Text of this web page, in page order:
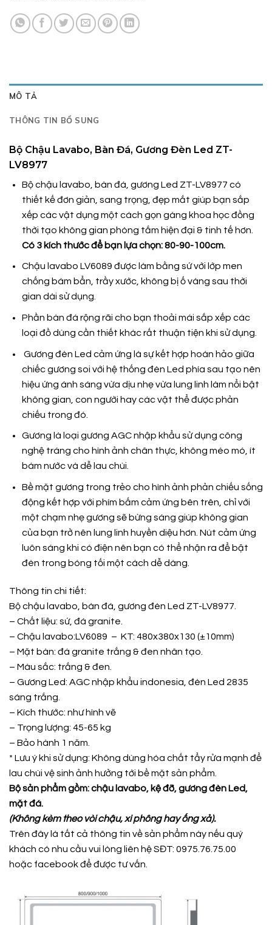
MÔ TẢ
THÔNG TIN BỔ SUNG
Bộ Chậu Lavabo, Bàn Đá, Gương Đèn Led ZT-
LV8977
Bộ chậu lavabo, bàn đá, gương Led ZT-LV8977 có
thiết kế đơn giản, sang trọng, đẹp mắt giúp bạn sắp
xếp các vật dụng một cách gọn gàng khoa học đồng
thời tạo không gian phòng tắm hiện đại & tinh tế hơn.
Có 3 kích thước để bạn lựa chọn: 80-90-100cm.
Chậu lavabo LV6089 được làm bằng sứ với lớp men
chống bám bẩn, trầy xước, không bị ố vàng sau thời
gian dài sử dụng.
Phần bàn đá rộng rãi cho bạn thoải mái sắp xếp các
loại đồ dùng cần thiết khác rất thuận tiện khi sử dụng.
Gương đèn Led cảm ứng là sự kết hợp hoàn hảo giữa
chiếc gương soi với hệ thống đèn Led phía sau tạo nên
hiệu ứng ánh sáng vừa dịu nhẹ vừa lung linh làm nổi bật
không gian, con người hay các vật thể được phản
chiếu trong đó.
Gương là loại gương AGC nhập khẩu sử dụng công
nghệ tráng cho hình ảnh chân thực, không méo mó, ít
bám nước và dễ lau chùi.
Bề mặt gương trong trẻo cho hình ảnh phản chiếu sống
động kết hợp với phím bấm cảm ứng bên trên, chỉ với
một chạm nhẹ gương sẽ bừng sáng giúp không gian
của bạn trở nên lung linh huyền diệu hơn. Nút cảm ứng
luôn sáng khi có điện nên bạn có thể nhận ra để bật
đèn trong bóng tối một cách dễ dàng.
Thông tin chi tiết:
Bộ chậu lavabo, bàn đá, gương đèn Led ZT-LV8977.
– Chất liệu: sứ, đá granite.
– Chậu lavabo:LV6089 – KT: 480x380x130 (±10mm)
– Mặt bàn: đá granite trắng & đen nhân tạo.
– Màu sắc: trắng & đen.
– Gương Led: AGC nhập khẩu indonesia, đèn Led 2835
sáng trắng.
– Kích thước: như hình vẽ
– Trọng lượng: 45-65 kg
– Bảo hành 1 năm.
* Lưu ý khi sử dụng: Không dùng hóa chất tẩy rửa mạnh để
lau chùi vệ sinh ảnh hưởng tới bề mặt sản phẩm.
Bộ sản phẩm gồm: chậu lavabo, kệ đỡ, gương đèn Led,
mặt đá.
(Không kèm theo vòi chậu, xi phông hay ống xả).
Trên đây là tất cả thông tin về sản phẩm này nếu quý
khách có nhu cầu vui lòng liên hệ SĐT: 0975.76.75.00
hoặc facebookđể được tư vấn.